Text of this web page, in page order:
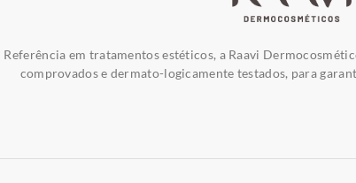
Referência em tratamentos estéticos, a Raavi
comprovados e dermato-logicamente testados, para